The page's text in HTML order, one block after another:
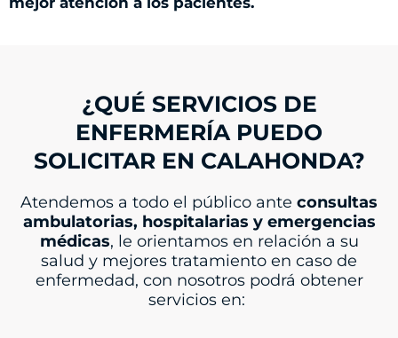
¿QUÉ SERVICIOS DE
ENFERMERÍA PUEDO
SOLICITAR EN CALAHONDA?
Atendemos a todo el público ante consultas
ambulatorias, hospitalarias y emergencias
médicas, le orientamos en relación a su
salud y mejores tratamiento en caso de
enfermedad, con nosotros podrá obtener
servicios en: